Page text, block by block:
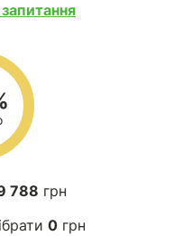
запитання
788 грн
0грн